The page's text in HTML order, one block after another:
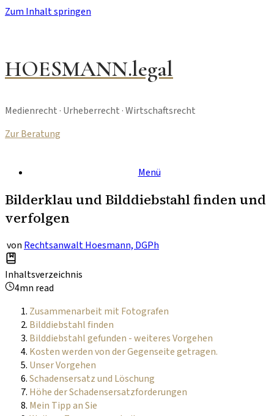
Zum Inhalt springen
HOESMANN.legal
Medienrecht · Urheberrecht · Wirtschaftsrecht
Zur Beratung
Menü
Bilderklau und Bilddiebstahl finden und
verfolgen
von Rechtsanwalt Hoesmann, DGPh
Inhaltsverzeichnis
4mn read
Zusammenarbeit mit Fotografen
Bilddiebstahl finden
Bilddiebstahl gefunden - weiteres Vorgehen
Kosten werden von der Gegenseite getragen.
Unser Vorgehen
Schadensersatz und Löschung
Höhe der Schadensersatzforderungen
Mein Tipp an Sie